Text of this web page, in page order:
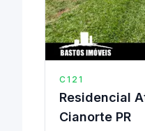
C121
Residencial
Cianorte PR